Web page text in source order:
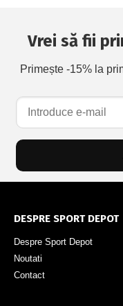
Vrei să fii
Primește -15% la
DESPRE SPORT DEPOT
Despre Sport Depot
Noutati
Contact